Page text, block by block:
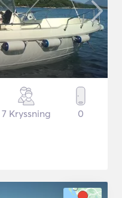
7 Kryssning 0